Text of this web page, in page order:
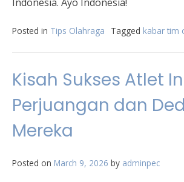
Posted in Tips Olahraga Tagged kabar tim
Kisah Sukses Atlet
Perjuangan dan
Mereka
Posted on March 9, 2026 by adminpec